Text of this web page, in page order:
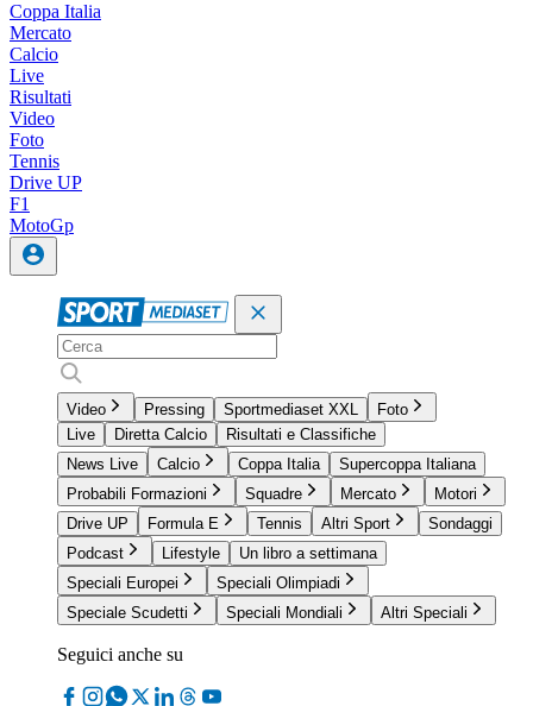
Coppa Italia
Mercato
Calcio
Live
Risultati
Video
Foto
Tennis
Drive UP
F1
MotoGp
Video Pressing Sportmediaset XXL
Foto
Live
Diretta Calcio
Risultati e Classifiche
News Live
Calcio Coppa Italia
Supercoppa Italiana
Probabili Formazioni
Squadre Mercato
Motori
Drive UP
Formula E Tennis Altri Sport
Sondaggi
Podcast
Lifestyle
Un libro a settimana
Speciali Europei
Speciali Olimpiadi
Speciale Scudetti
Speciali Mondiali Altri Speciali
Seguici anche su